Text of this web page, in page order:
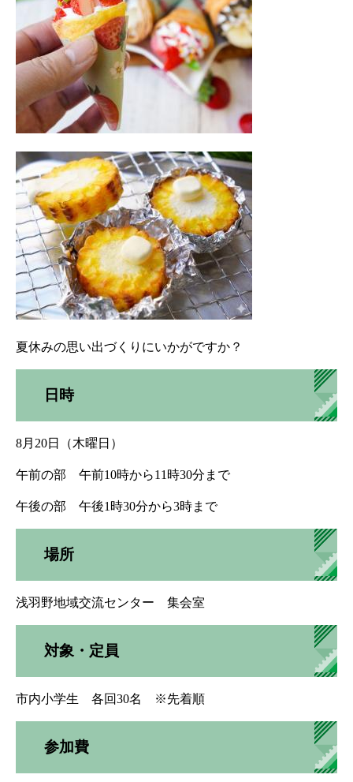
夏休みの思い出づくりにいかがですか？
日時
8月20日（木曜日）
午前の部 午前10時から11時30分まで
午後の部 午後1時30分から3時まで
場所
浅羽野地域交流センター 集会室
対象・定員
市内小学生 各回30名 ※先着順
参加費